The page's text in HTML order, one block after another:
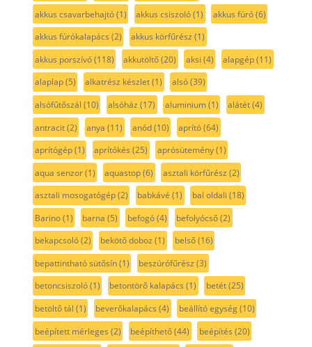
akkus csavarbehajtó(1) akkus csiszoló(1) akkus fúró(6)
akkus fúrókalapács (2) akkus körfűrész (1)
akkus porszívó(118) akkutöltő(20) aksi (4) alapgép(11)
alaplap(5) alkatrész készlet(1) alsó(39)
alsófűtőszál (10) alsóház (17) aluminium(1) alátét(4)
antracit(2) anya (11) anód(10) aprító(64)
aprítógép(1) aprítókés (25) aprósütemény(1)
aqua senzor(1) aquastop(6) asztali körfűrész (2)
asztali mosogatógép(2) babkávé (1) bal oldali (18)
Barino(1) barna (5) befogó(4) befolyócső(2)
bekapcsoló(2) bekötő doboz (1) belső(16)
bepattintható sütősín(1) beszúrófűrész (3)
betoncsiszoló(1) betontörő kalapács (1) betét(25)
betöltő tál (1) beverőkalapács (4) beállító egység(10)
beépített mérleges (2) beépíthető(44) beépítés (20)